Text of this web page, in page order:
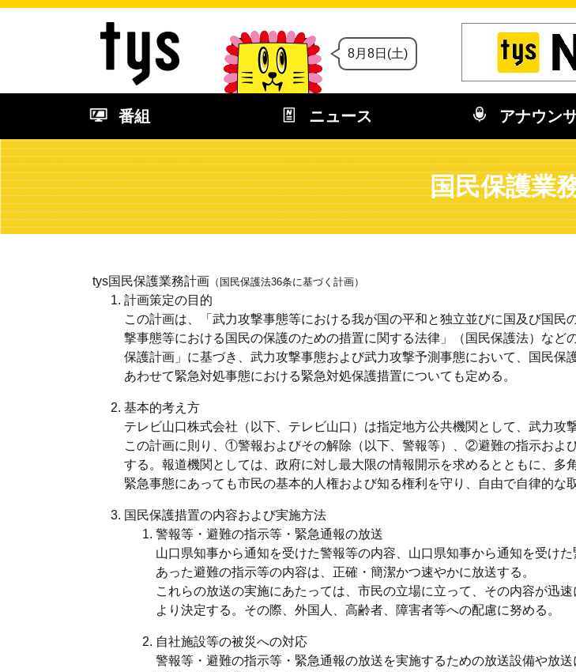
8月8日(土)
番組 ニュース アナウン
国民保護業
tys国民保護業務計画 （国民保護法36条に基づく計画）
計画策定の目的
この計画は、「武力攻撃事態等における我が国の平和と独立並びに国及び国
撃事態等における国民の保護のための措置に関する法律」（国民保護法）な
保護計画」に基づき、武力攻撃事態および武力攻撃予測事態において、国民保
あわせて緊急対処事態における緊急対処保護措置についても定める。
基本的考え方
テレビ山口株式会社（以下、テレビ山口）は指定地方公共機関として、武力攻
この計画に則り、①警報およびその解除（以下、警報等）、②避難の指示お
する。報道機関としては、政府に対し最大限の情報開示を求めるとともに、
緊急事態にあっても市民の基本的人権および知る権利を守り、自由で自律的な
国民保護措置の内容および実施方法
警報等・避難の指示等・緊急通報の放送
山口県知事から通知を受けた警報等の内容、山口県知事から通知を受け
あった避難の指示等の内容は、正確・簡潔かつ速やかに放送する。
これらの放送の実施にあたっては、市民の立場に立って、その内容が迅
より決定する。その際、外国人、高齢者、障害者等への配慮に努める。
自社施設等の被災への対応
警報等・避難の指示等・緊急通報の放送を実施するための放送設備や放